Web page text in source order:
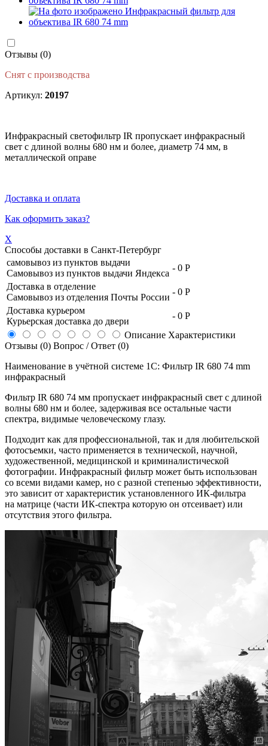
Отзывы (0)
Снят с производства
Артикул: 20197
Инфракрасный светофильтр IR пропускает инфракрасный
свет с длиной волны 680 нм и более, диаметр 74 мм, в
металлической оправе
Доставка и оплата
Как оформить заказ?
X
Способы доставки в Санкт-Петербург
самовывоз из пунктов выдачи
Самовывоз из пунктов выдачи Яндекса
- 0 Р
Доставка в отделение
Самовывоз из отделения Почты России
- 0 Р
Доставка курьером
Курьерская доставка до двери
- 0 Р
Описание Характеристики
Отзывы (0) Вопрос / Ответ (0)
Наименование в учётной системе 1С: Фильтр IR 680 74 mm
инфракрасный
Фильтр IR 680 74 мм пропускает инфракрасный свет с длиной
волны 680 нм и более, задерживая все остальные части
спектра, видимые человеческому глазу.
Подходит как для профессиональной, так и для любительской
фотосъемки, часто применяется в технической, научной,
художественной, медицинской и криминалистической
фотографии. Инфракрасный фильтр может быть использован
со всеми видами камер, но с разной степенью эффективности,
это зависит от характеристик установленного ИК-фильтра
на матрице (части ИК-спектра которую он отсеивает) или
отсутствия этого фильтра.